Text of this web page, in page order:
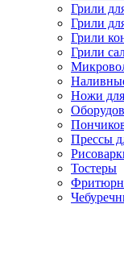
Грили
Грили
Грили
Грили
Ножи
Прессы
Тостеры